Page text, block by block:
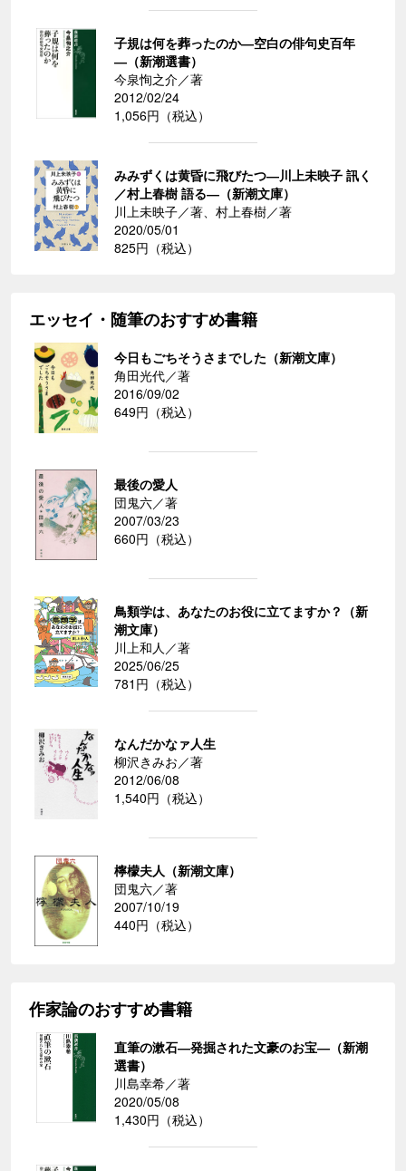
子規は何を葬ったのか―空白の俳句史百年
―（新潮選書）
今泉恂之介／著
2012/02/24
1,056円（税込）
みみずくは黄昏に飛びたつ―川上未映子 訊く
／村上春樹 語る―（新潮文庫）
川上未映子／著、村上春樹／著
2020/05/01
825円（税込）
エッセイ・随筆のおすすめ書籍
今日もごちそうさまでした（新潮文庫）
角田光代／著
2016/09/02
649円（税込）
最後の愛人
団鬼六／著
2007/03/23
660円（税込）
鳥類学は、あなたのお役に立てますか？（新
潮文庫）
川上和人／著
2025/06/25
781円（税込）
なんだかなァ人生
柳沢きみお／著
2012/06/08
1,540円（税込）
檸檬夫人（新潮文庫）
団鬼六／著
2007/10/19
440円（税込）
作家論のおすすめ書籍
直筆の漱石―発掘された文豪のお宝―（新潮
選書）
川島幸希／著
2020/05/08
1,430円（税込）